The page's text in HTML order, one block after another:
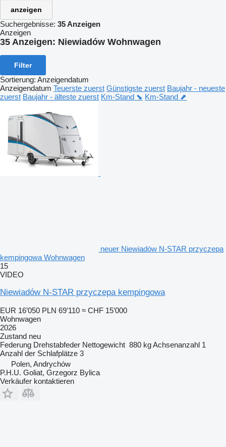
anzeigen
Suchergebnisse: 35 Anzeigen
Anzeigen
35 Anzeigen: Niewiadów Wohnwagen
Filter
Sortierung: Anzeigendatum
Anzeigendatum Teuerste zuerst Günstigste zuerst Baujahr - neueste
zuerst Baujahr - älteste zuerst Km-Stand ⬊ Km-Stand ⬈
neuer Niewiadów N-STAR przyczepa
kempingowa Wohnwagen
15
VIDEO
Niewiadów N-STAR przyczepa kempingowa
EUR 16’050 PLN 69’110 ≈ CHF 15’000
Wohnwagen
2026
Zustand neu
Federung Drehstabfeder Nettogewicht 880 kgAchsenanzahl 1
Anzahl der Schlafplätze 3
Polen, Andrychów
P.H.U. Goliat, Grzegorz Bylica
Verkäufer kontaktieren